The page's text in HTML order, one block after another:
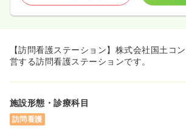
【訪問看護ステーション】株式会社国土コ
営する訪問看護ステーションです。
施設形態・診療科目
訪問看護